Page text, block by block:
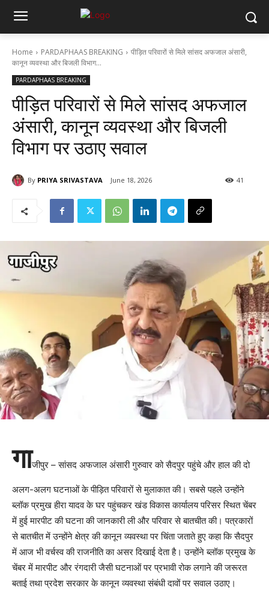
Home PARDAPHAAS BREAKING
पीड़ित परिवारों से मिले सांसद अफजाल अंसारी,
कानून व्यवस्था और बिजली विभाग...
PARDAPHAAS BREAKING
पीड़ित परिवारों से मिले सांसद अफजाल
अंसारी, कानून व्यवस्था और बिजली
विभाग पर उठाए सवाल
By PRIYA SRIVASTAVA June 18, 2026 41
गाजीपुर – सांसद अफजाल अंसारी गुरुवार को सैदपुर पहुंचे और हाल की दो
अलग-अलग घटनाओं के पीड़ित परिवारों से मुलाकात की। सबसे पहले उन्होंने
ब्लॉक प्रमुख हीरा यादव के घर पहुंचकर खंड विकास कार्यालय परिसर स्थित चेंबर
में हुई मारपीट की घटना की जानकारी ली और परिवार से बातचीत की। पत्रकारों
से बातचीत में उन्होंने क्षेत्र की कानून व्यवस्था पर चिंता जताते हुए कहा कि सैदपुर
में आज भी वर्चस्व की राजनीति का असर दिखाई देता है। उन्होंने ब्लॉक प्रमुख के
चेंबर में मारपीट और रंगदारी जैसी घटनाओं पर प्रभावी रोक लगाने की जरूरत
बताई तथा प्रदेश सरकार के कानून व्यवस्था संबंधी दावों पर सवाल उठाए।